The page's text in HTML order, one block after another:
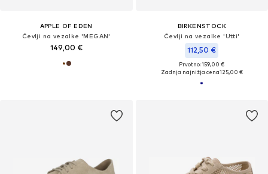
APPLE OF EDEN
Čevlji na vezalke 'MEGAN'
149,00 €
BIRKENSTOCK
Čevlji na vezalke 'Utti'
112,50 €
Prvotno: 159,00 €
Zadnja najnižja cena125,00 €